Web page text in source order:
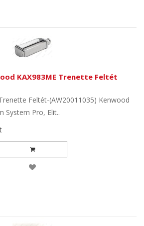
KAX983ME Trenette Feltét
Feltét-(AW20011035) Kenwood
System Pro, Elit..